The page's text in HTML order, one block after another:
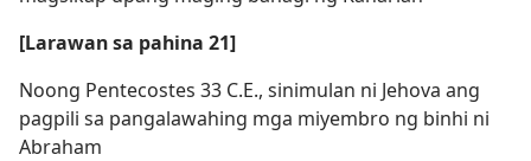
[Larawan sa pahina 21]
Noong Pentecostes 33 C.E., sinimulan ni Jehova ang
pagpili sa pangalawahing mga miyembro ng binhi ni
Abraham